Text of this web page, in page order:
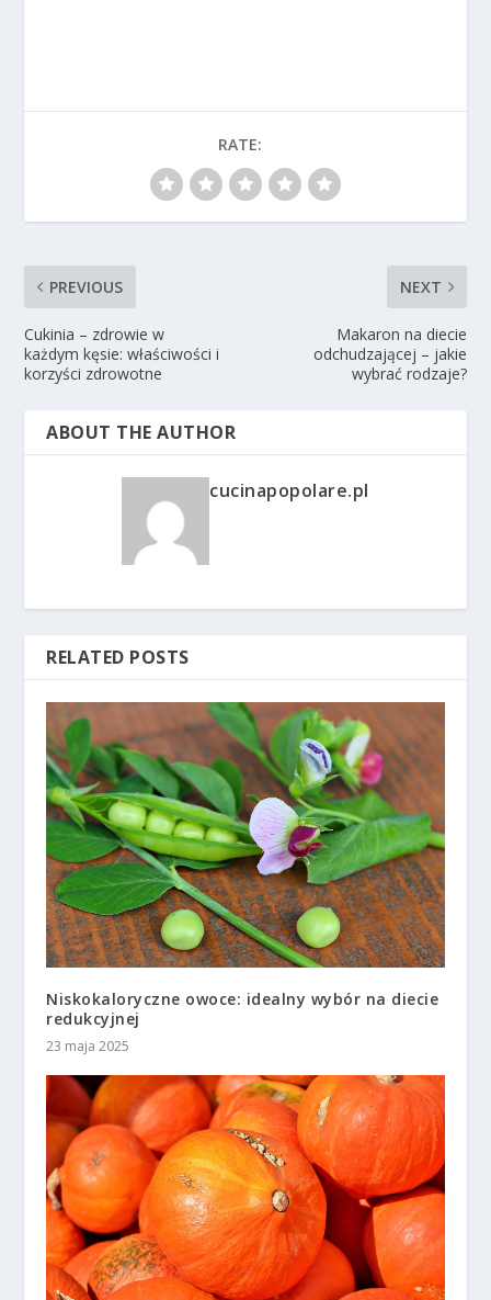
RATE:
PREVIOUS
Cukinia – zdrowie w
każdym kęsie: właściwości i
korzyści zdrowotne
NEXT
Makaron na diecie
odchudzającej – jakie
wybrać rodzaje?
ABOUT THE AUTHOR
cucinapopolare.pl
RELATED POSTS
Niskokaloryczne owoce: idealny wybór na diecie
redukcyjnej
23 maja 2025